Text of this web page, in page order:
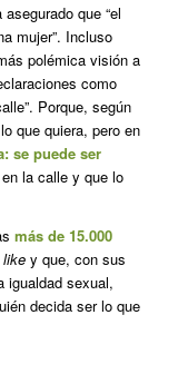
que “el
mujer”. Incluso
polémica visión a
como
Porque, según
que quiera, pero en
se puede ser
la calle y que lo
más de 15.000
like y que, con sus
igualdad sexual,
decida ser lo que